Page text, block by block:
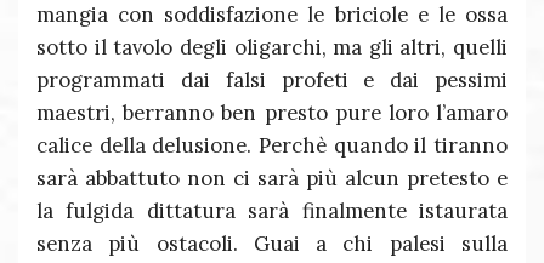
mangia con soddisfazione le briciole e le ossa
sotto il tavolo degli oligarchi, ma gli altri, quelli
programmati dai falsi profeti e dai pessimi
maestri, berranno ben presto pure loro l’amaro
calice della delusione. Perchè quando il tiranno
sarà abbattuto non ci sarà più alcun pretesto e
la fulgida dittatura sarà finalmente istaurata
senza più ostacoli. Guai a chi palesi sulla